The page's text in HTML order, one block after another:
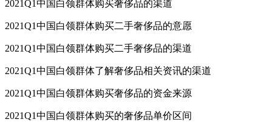
2021Q1中国白领群体购买奢侈品的渠道
2021Q1中国白领群体购买二手奢侈品的意愿
2021Q1中国白领群体购买二手奢侈品的渠道
2021Q1中国白领群体了解奢侈品相关资讯的渠道
2021Q1中国白领群体购买奢侈品的资金来源
2021Q1中国白领群体购买的奢侈品单价区间